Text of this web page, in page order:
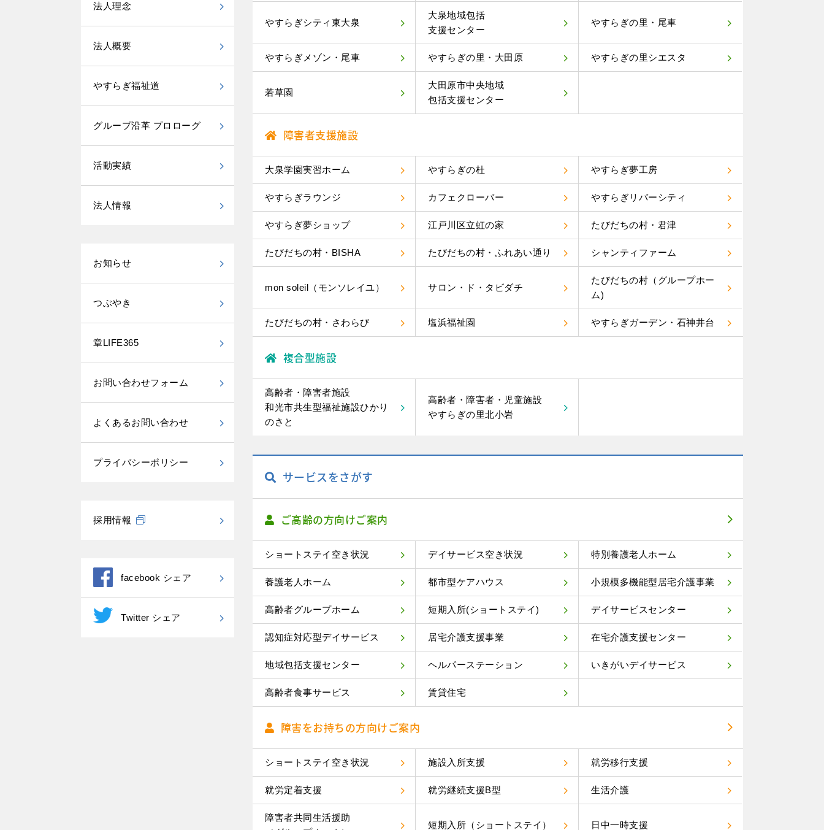
法人理念
法人概要
やすらぎ福祉道
グループ沿革 プロローグ
活動実績
法人情報
お知らせ
つぶやき
章LIFE365
お問い合わせフォーム
よくあるお問い合わせ
プライバシーポリシー
採用情報
facebook シェア
Twitter シェア
やすらぎシティ東大泉
大泉地域包括
支援センター
やすらぎの里・尾車
やすらぎメゾン・尾車 やすらぎの里・大田原 やすらぎの里シエスタ
若草園
大田原市中央地域
包括支援センター
障害者支援施設
大泉学園実習ホーム やすらぎの杜 やすらぎ夢工房
やすらぎラウンジ カフェクローバー やすらぎリバーシティ
やすらぎ夢ショップ 江戸川区立虹の家 たびだちの村・君津
たびだちの村・BISHA たびだちの村・ふれあい通り シャンティファーム
mon soleil（モンソレイユ） サロン・ド・タビダチ
たびだちの村（グループホー
ム)
たびだちの村・さわらび 塩浜福祉園 やすらぎガーデン・石神井台
複合型施設
高齢者・障害者施設
和光市共生型福祉施設ひかり
のさと
高齢者・障害者・児童施設
やすらぎの里北小岩
サービスをさがす
ご高齢の方向けご案内
ショートステイ空き状況 デイサービス空き状況 特別養護老人ホーム
養護老人ホーム 都市型ケアハウス 小規模多機能型居宅介護事業
高齢者グループホーム 短期入所(ショートステイ) デイサービスセンター
認知症対応型デイサービス 居宅介護支援事業 在宅介護支援センター
地域包括支援センター ヘルパーステーション いきがいデイサービス
高齢者食事サービス 賃貸住宅
障害をお持ちの方向けご案内
ショートステイ空き状況 施設入所支援 就労移行支援
就労定着支援 就労継続支援B型 生活介護
障害者共同生活援助
短期入所（ショートステイ） 日中一時支援